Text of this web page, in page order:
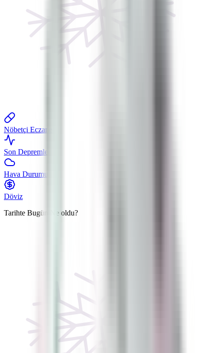
Nöbetçi Eczane
Son Depremler
Hava Durumu
Döviz
Tarihte Bugün
Ne oldu?